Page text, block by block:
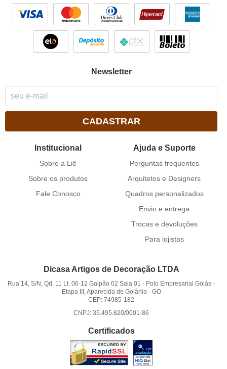
Newsletter
CADASTRAR
Institucional
Sobre a Liê
Sobre os produtos
Fale Conosco
Ajuda e Suporte
Perguntas frequentes
Arquitetos e Designers
Quadros personalizados
Envio e entrega
Trocas e devoluções
Para lojistas
Dicasa Artigos de Decoração LTDA
Rua 14, S/N, Qd. 11 Lt. 06-12 Galpão 02 Sala 01 - Polo Empresarial Goiás -
Etapa III, Aparecida de Goiânia- GO
CEP: 74985-182
CNPJ: 35.495.820/0001-86
Certificados